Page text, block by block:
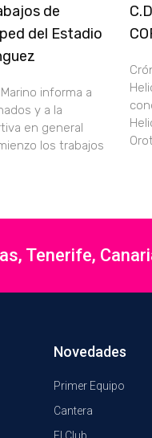
de
del Estadio
informa a
y a la
en general
los trabajos
Tenerife,
Novedades
Primer Equipo
Cantera
El Club